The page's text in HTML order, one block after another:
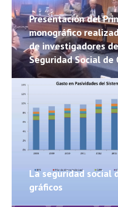
NOTICIAS
INFORMES
INVESTIGACIONES
Presentación del
monográfico
de investigadores
Seguridad Social de
La seguridad social
gráficos